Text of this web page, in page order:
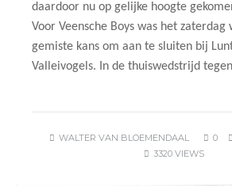
daardoor nu op gelijke hoogte
Voor Veensche Boys was het zaterdag
gemiste kans om aan te sluiten bij
Valleivogels. In de thuiswedstrijd
WALTER VAN BLOEMENDAAL 0
3320 VIEWS